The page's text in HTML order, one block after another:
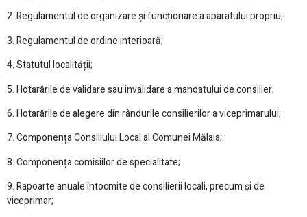
2. Regulamentul de organizare și funcționare a aparatului propriu;
3. Regulamentul de ordine interioară;
4. Statutul localității;
5. Hotarârile de validare sau invalidare a mandatului de consilier;
6. Hotarârile de alegere din rândurile consilierilor a viceprimarului;
7. Componența Consiliului Local al Comunei Mălaia;
8. Componența comisiilor de specialitate;
9. Rapoarte anuale întocmite de consilierii locali, precum și de
viceprimar;